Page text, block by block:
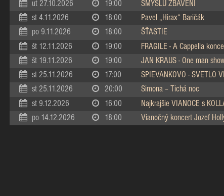
ut 27.10.2026 19:00 SMYSLŮ ZBAVENÍ
st 4.11.2026 18:00 Pavel „Hirax“ Baričák
po 9.11.2026 18:00 ŠŤASTIE
št 12.11.2026 19:00 FRAGILE - A Cappella
št 19.11.2026 19:00 JAN KRAUS - One man
st 25.11.2026 17:00 SPIEVANKOVO - SVETLO
st 25.11.2026 20:00 Simona – Tichá noc
st 9.12.2026 16:00 Najkrajšie VIANOCE s
po 14.12.2026 18:00 Vianočný koncert Jozef